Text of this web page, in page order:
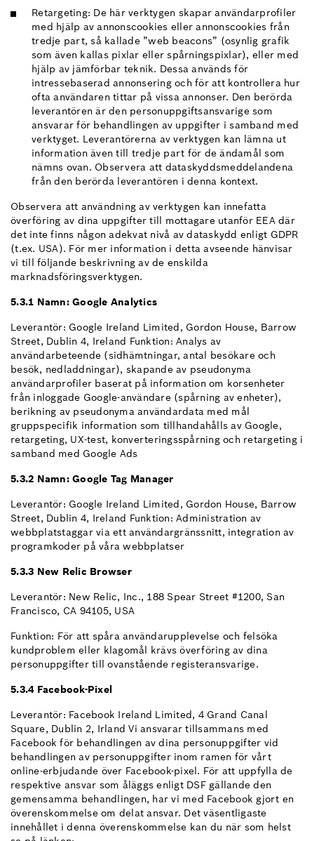
Retargeting: De här verktygen skapar användarprofiler
med hjälp av annonscookies eller annonscookies från
tredje part, så kallade ”web beacons” (osynlig grafik
som även kallas pixlar eller spårningspixlar), eller med
hjälp av jämförbar teknik. Dessa används för
intressebaserad annonsering och för att kontrollera hur
ofta användaren tittar på vissa annonser. Den berörda
leverantören är den personuppgiftsansvarige som
ansvarar för behandlingen av uppgifter i samband med
verktyget. Leverantörerna av verktygen kan lämna ut
information även till tredje part för de ändamål som
nämns ovan. Observera att dataskyddsmeddelandena
från den berörda leverantören i denna kontext.
Observera att användning av verktygen kan innefatta
överföring av dina uppgifter till mottagare utanför EEA där
det inte finns någon adekvat nivå av dataskydd enligt GDPR
(t.ex. USA). För mer information i detta avseende hänvisar
vi till följande beskrivning av de enskilda
marknadsföringsverktygen.
5.3.1 Namn: Google Analytics
Leverantör: Google Ireland Limited, Gordon House, Barrow
Street, Dublin 4, Ireland Funktion: Analys av
användarbeteende (sidhämtningar, antal besökare och
besök, nedladdningar), skapande av pseudonyma
användarprofiler baserat på information om korsenheter
från inloggade Google-användare (spårning av enheter),
berikning av pseudonyma användardata med mål
gruppspecifik information som tillhandahålls av Google,
retargeting, UX-test, konverteringsspårning och retargeting i
samband med Google Ads
5.3.2 Namn: Google Tag Manager
Leverantör: Google Ireland Limited, Gordon House, Barrow
Street, Dublin 4, Ireland Funktion: Administration av
webbplatstaggar via ett användargränssnitt, integration av
programkoder på våra webbplatser
5.3.3 New Relic Browser
Leverantör: New Relic, Inc., 188 Spear Street #1200, San
Francisco, CA 94105, USA
Funktion: För att spåra användarupplevelse och felsöka
kundproblem eller klagomål krävs överföring av dina
personuppgifter till ovanstående registeransvarige.
5.3.4 Facebook-Pixel
Leverantör: Facebook Ireland Limited, 4 Grand Canal
Square, Dublin 2, Irland Vi ansvarar tillsammans med
Facebook för behandlingen av dina personuppgifter vid
behandlingen av personuppgifter inom ramen för vårt
online-erbjudande över Facebook-pixel. För att uppfylla de
respektive ansvar som åläggs enligt DSF gällande den
gemensamma behandlingen, har vi med Facebook gjort en
överenskommelse om delat ansvar. Det väsentligaste
innehållet i denna överenskommelse kan du när som helst